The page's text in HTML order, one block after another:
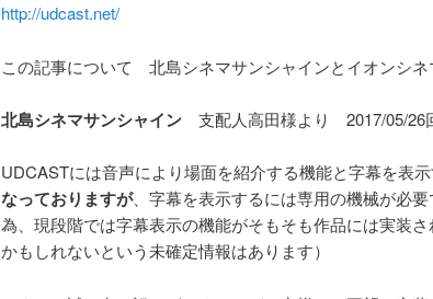
http://udcast.net/
この記事について 北島シネマサンシャインとイオンシネ
北島シネマサンシャイン 支配人高田様より 2017/05/26
UDCASTには音声により場面を紹介する機能と字幕を表
なっておりますが、字幕を表示するには専用の機械が必
為、現段階では字幕表示の機能がそもそも作品には実装
かもしれないという未確定情報はあります）